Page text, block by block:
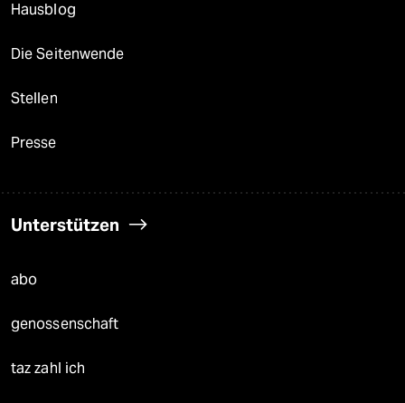
Hausblog
Die Seitenwende
Stellen
Presse
Unterstützen
abo
genossenschaft
taz zahl ich